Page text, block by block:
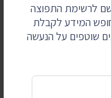
לרשימת התפוצה
המידע לקבלת
שוטפים על הנעשה
– התכנסה רק